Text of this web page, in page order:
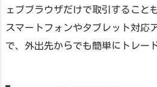
ェブブラウザだけで取引すること
スマートフォンやタブレット対応
で、外出先からでも簡単にトレー